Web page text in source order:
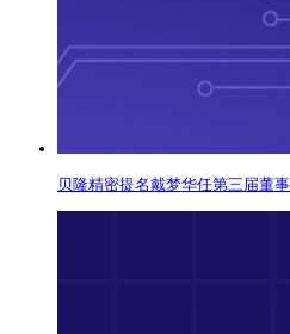
贝隆精密提名戴梦华任第三届董